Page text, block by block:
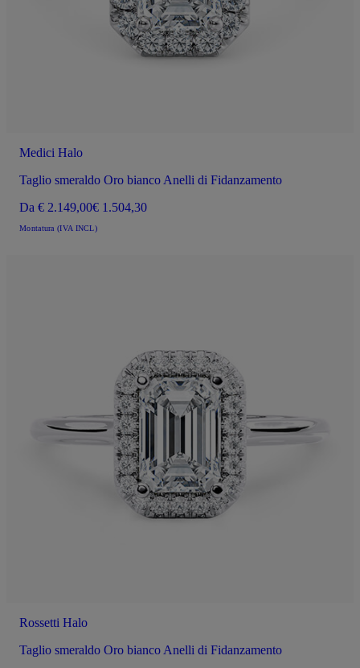
Medici Halo
Taglio smeraldo Oro bianco Anelli di Fidanzamento
Da € 2.149,00€ 1.504,30
Montatura (IVA INCL)
Rossetti Halo
Taglio smeraldo Oro bianco Anelli di Fidanzamento